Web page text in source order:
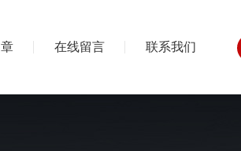
在线留言 联系我们